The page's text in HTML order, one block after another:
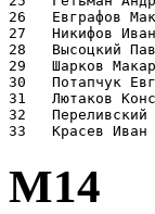
26
27
28
29
30
31
32
М14